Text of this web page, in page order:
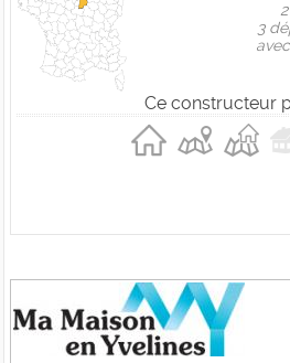
3
Ce constructeur